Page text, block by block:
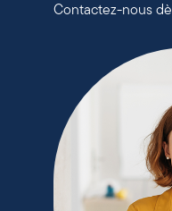
Contactez-nous